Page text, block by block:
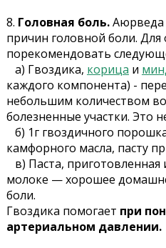
8. Головная боль.Аюрведа
причин головной боли.
порекомендовать
а) Гвоздика, корица и
каждого компонента) -
небольшим количеством
болезненные участки. Это
б) 1г гвоздичного
камфорного масла, пасту
в) Паста, приготовленная
молоке — хорошее
боли.
Гвоздика помогает при
артериальном давлении.